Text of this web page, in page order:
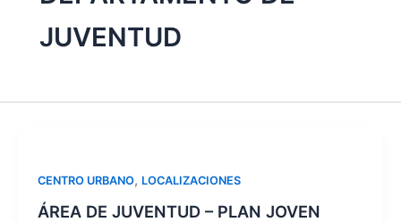
JUVENTUD
CENTRO URBANO, LOCALIZACIONES
ÁREA DE JUVENTUD – PLAN JOVEN